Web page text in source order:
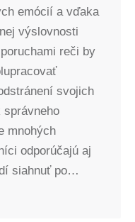
emócií a vďaka
výslovnosti
reči by
svojich
mnohých
odporúčajú aj
siahnuť po…